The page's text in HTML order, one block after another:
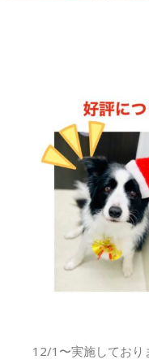
12/1〜実施しており